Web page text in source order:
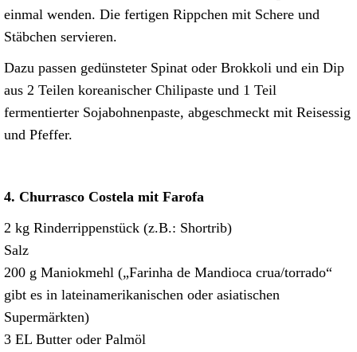
einmal wenden. Die fertigen Rippchen mit Schere und
Stäbchen servieren.
Dazu passen gedünsteter Spinat oder Brokkoli und ein Dip
aus 2 Teilen koreanischer Chilipaste und 1 Teil
fermentierter Sojabohnenpaste, abgeschmeckt mit Reisessig
und Pfeffer.
4. Churrasco Costela mit Farofa
2 kg Rinderrippenstück (z.B.: Shortrib)
Salz
200 g Maniokmehl („Farinha de Mandioca crua/torrado“
gibt es in lateinamerikanischen oder asiatischen
Supermärkten)
3 EL Butter oder Palmöl